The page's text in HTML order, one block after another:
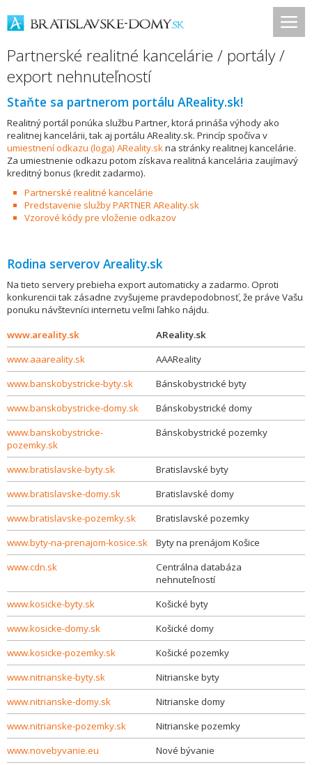
Partnerské realitné kancelárie / portály /
export nehnuteľností
Staňte sa partnerom portálu AReality.sk!
Realitný portál ponúka službu Partner, ktorá prináša výhody ako
realitnej kancelárii, tak aj portálu AReality.sk. Princíp spočíva v
umiestnení odkazu (loga) AReality.skna stránky realitnej kancelárie.
Za umiestnenie odkazu potom získava realitná kancelária zaujímavý
kreditný bonus (kredit zadarmo).
Partnerské realitné kancelárie
Predstavenie služby PARTNER AReality.sk
Vzorové kódy pre vloženie odkazov
Rodina serverov Areality.sk
Na tieto servery prebieha export automaticky a zadarmo. Oproti
konkurencii tak zásadne zvyšujeme pravdepodobnosť, že práve Vašu
ponuku návštevníci internetu veľmi ľahko nájdu.
www.areality.sk
AReality.sk
www.aaareality.sk
AAAReality
www.banskobystricke-byty.sk
Bánskobystrické byty
www.banskobystricke-domy.sk
Bánskobystrické domy
www.banskobystricke-
pozemky.sk
Bánskobystrické pozemky
www.bratislavske-byty.sk
Bratislavské byty
www.bratislavske-domy.sk
Bratislavské domy
www.bratislavske-pozemky.sk
Bratislavské pozemky
www.byty-na-prenajom-kosice.sk
Byty na prenájom Košice
www.cdn.sk
Centrálna databáza
nehnuteľností
www.kosicke-byty.sk
Košické byty
www.kosicke-domy.sk
Košické domy
www.kosicke-pozemky.sk
Košické pozemky
www.nitrianske-byty.sk
Nitrianske byty
www.nitrianske-domy.sk
Nitrianske domy
www.nitrianske-pozemky.sk
Nitrianske pozemky
www.novebyvanie.eu
Nové bývanie